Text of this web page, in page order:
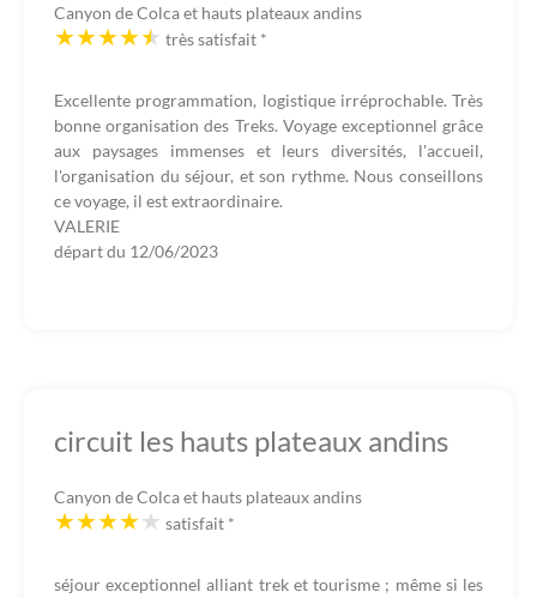
Canyon de Colca et hauts plateaux andins
très satisfait *
Excellente programmation, logistique irréprochable. Très
bonne organisation des Treks. Voyage exceptionnel grâce
aux paysages immenses et leurs diversités, l'accueil,
l'organisation du séjour, et son rythme. Nous conseillons
ce voyage, il est extraordinaire.
VALERIE
départ du 12/06/2023
circuit les hauts plateaux andins
Canyon de Colca et hauts plateaux andins
satisfait *
séjour exceptionnel alliant trek et tourisme ; même si les